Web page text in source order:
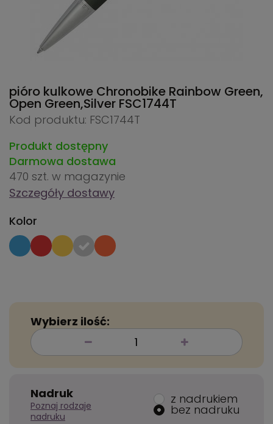
pióro kulkowe Chronobike Rainbow Green,
Open Green,Silver FSC1744T
Kod produktu: FSC1744T
Produkt dostępny
Darmowa dostawa
470 szt. w magazynie
Szczegóły dostawy
Kolor
Wybierz ilość:
Nadruk
Poznaj rodzaje
nadruku
z nadrukiem
bez nadruku